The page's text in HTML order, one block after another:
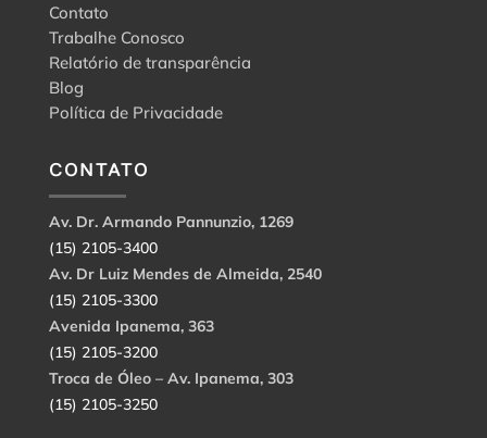
Contato
Trabalhe Conosco
Relatório de transparência
Blog
Política de Privacidade
CONTATO
Av. Dr. Armando Pannunzio, 1269
(15) 2105-3400
Av. Dr Luiz Mendes de Almeida, 2540
(15) 2105-3300
Avenida Ipanema, 363
(15) 2105-3200
Troca de Óleo – Av. Ipanema, 303
(15) 2105-3250